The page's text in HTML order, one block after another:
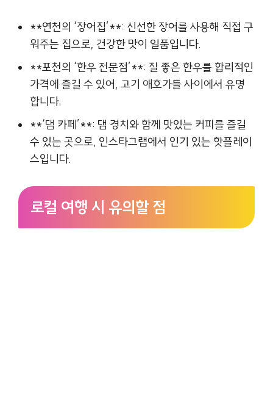
**연천의 ‘장어집’**: 신선한 장어를 사용해 직접 구
워주는 집으로, 건강한 맛이 일품입니다.
**포천의 ‘한우 전문점’**: 질 좋은 한우를 합리적인
가격에 즐길 수 있어, 고기 애호가들 사이에서 유명
합니다.
**‘댐 카페’**: 댐 경치와 함께 맛있는 커피를 즐길
수 있는 곳으로, 인스타그램에서 인기 있는 핫플레이
스입니다.
로컬 여행 시 유의할 점